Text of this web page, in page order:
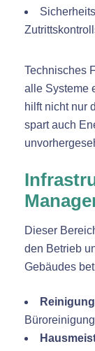
Technisches
alle Systeme
hilft nicht nur
spart auch
Dieser
den Betrieb
Gebäudes